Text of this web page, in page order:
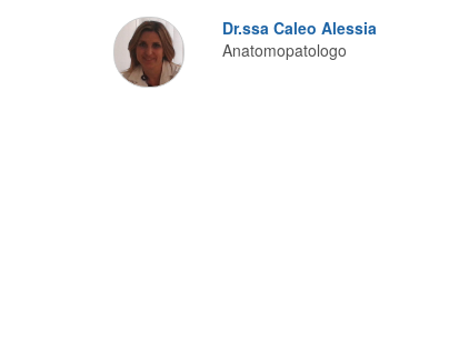
Dr.ssa Caleo Alessia
Anatomopatologo